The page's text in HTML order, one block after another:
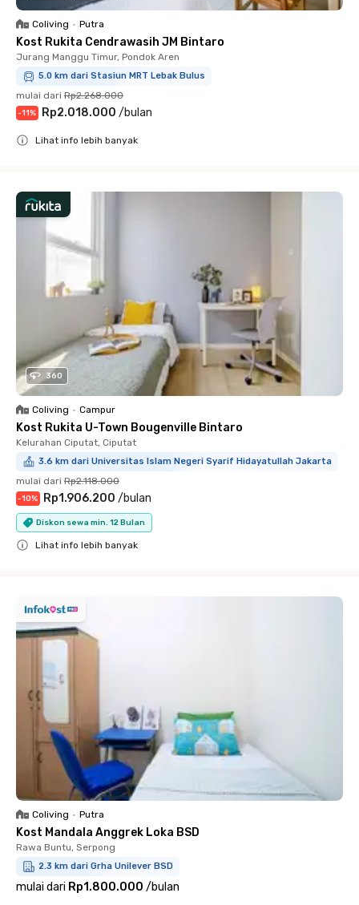
Coliving • Putra
Kost Rukita Cendrawasih JM Bintaro
Jurang Manggu Timur, Pondok Aren
5.0 km dari Stasiun MRT Lebak Bulus
mulai dari Rp2.268.000
-11% Rp2.018.000 /bulan
Lihat info lebih banyak
360
Coliving • Campur
Kost Rukita U-Town Bougenville Bintaro
Kelurahan Ciputat, Ciputat
3.6 km dari Universitas Islam Negeri Syarif Hidayatullah Jakarta
mulai dari Rp2.118.000
-10% Rp1.906.200 /bulan
Diskon sewa min. 12 Bulan
Lihat info lebih banyak
Coliving • Putra
Kost Mandala Anggrek Loka BSD
Rawa Buntu, Serpong
2.3 km dari Grha Unilever BSD
mulai dari Rp1.800.000 /bulan